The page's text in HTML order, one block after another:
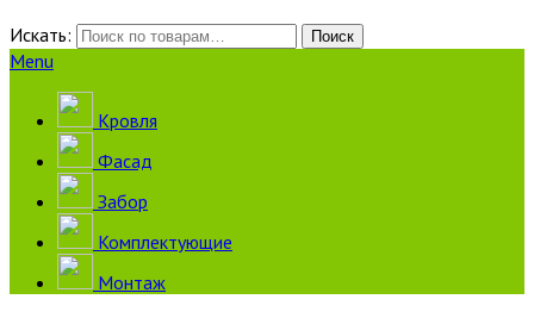
Искать:
Поиск
Menu
Кровля
Фасад
Забор
Комплектующие
Монтаж